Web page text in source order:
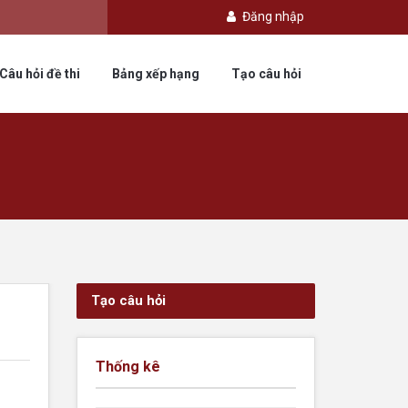
Đăng nhập
Câu hỏi đề thi Bảng xếp hạng Tạo câu hỏi
Tạo câu hỏi
Thống kê